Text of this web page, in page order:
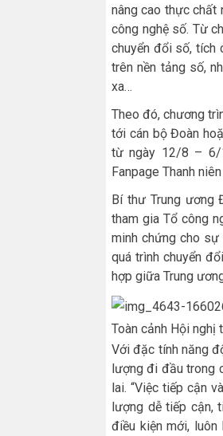
nâng cao thực chất
công nghệ số. Từ
chuyển đổi số, tích
trên nền tảng số,
xa…
Theo đó, chương
tới cán bộ Đoàn
từ ngày 12/8 – 6/
Fanpage Thanh
Bí thư Trung ương
tham gia Tổ công
minh chứng cho
quá trình chuyển
hợp giữa Trung
Toàn cảnh Hội nghị
Với đặc tính năng
lượng đi đầu trong
lai. “Việc tiếp cận
lượng dễ tiếp cận,
điều kiện mới,